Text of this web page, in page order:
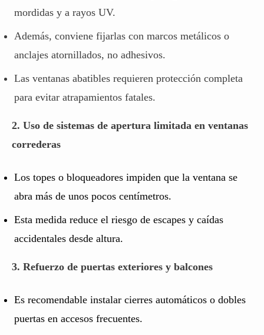
mordidas y a rayos UV.
Además, conviene fijarlas con marcos metálicos o
anclajes atornillados, no adhesivos.
Las ventanas abatibles requieren protección completa
para evitar atrapamientos fatales.
2. Uso de sistemas de apertura limitada en ventanas
correderas
Los topes o bloqueadores impiden que la ventana se
abra más de unos pocos centímetros.
Esta medida reduce el riesgo de escapes y caídas
accidentales desde altura.
3. Refuerzo de puertas exteriores y balcones
Es recomendable instalar cierres automáticos o dobles
puertas en accesos frecuentes.